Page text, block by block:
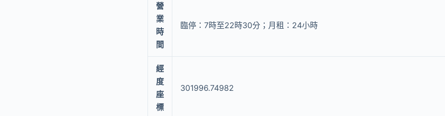
營
業
時
間
臨停：7時至22時30分；月租：24小時
經
度
座
標
301996.74982